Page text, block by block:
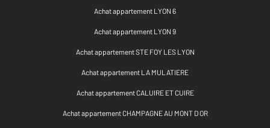
Achat appartement LYON 6
Achat appartement LYON 9
Achat appartement STE FOY LES LYON
Achat appartement LA MULATIERE
Achat appartement CALUIRE ET CUIRE
Achat appartement CHAMPAGNE AU MONT D OR